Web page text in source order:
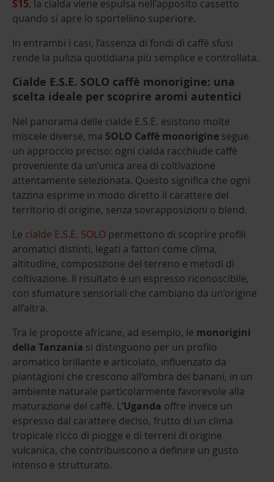
S15, la cialda viene espulsa nell'apposito cassetto
quando si apre lo sportellino superiore.
In entrambi i casi, l’assenza di fondi di caffè sfusi
rende la pulizia quotidiana più semplice e controllata.
Cialde E.S.E. SOLO caffè monorigine: una
scelta ideale per scoprire aromi autentici
Nel panorama delle cialde E.S.E. esistono molte
miscele diverse, ma SOLO Caffè monorigine segue
un approccio preciso: ogni cialda racchiude caffè
proveniente da un’unica area di coltivazione
attentamente selezionata. Questo significa che ogni
tazzina esprime in modo diretto il carattere del
territorio di origine, senza sovrapposizioni o blend.
Le cialde E.S.E. SOLO permettono di scoprire profili
aromatici distinti, legati a fattori come clima,
altitudine, composizione del terreno e metodi di
coltivazione. Il risultato è un espresso riconoscibile,
con sfumature sensoriali che cambiano da un’origine
all’altra.
Tra le proposte africane, ad esempio, le monorigini
della Tanzania si distinguono per un profilo
aromatico brillante e articolato, influenzato da
piantagioni che crescono all’ombra dei banani, in un
ambiente naturale particolarmente favorevole alla
maturazione del caffè. L’Uganda offre invece un
espresso dal carattere deciso, frutto di un clima
tropicale ricco di piogge e di terreni di origine
vulcanica, che contribuiscono a definire un gusto
intenso e strutturato.